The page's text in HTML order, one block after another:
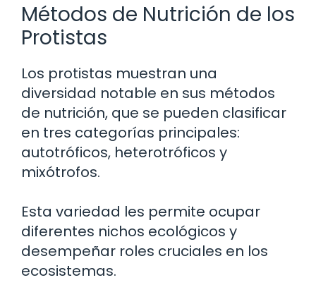
Métodos de Nutrición de los
Protistas
Los protistas muestran una
diversidad notable en sus métodos
de nutrición, que se pueden clasificar
en tres categorías principales:
autotróficos, heterotróficos y
mixótrofos.
Esta variedad les permite ocupar
diferentes nichos ecológicos y
desempeñar roles cruciales en los
ecosistemas.